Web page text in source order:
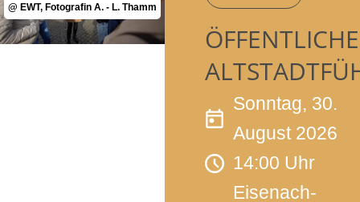
@ EWT, Fotografin A. - L. Thamm
ÖFFENTLICHE
Sonntag, 30.
August 2026
14:00 Uhr
Eisenach-